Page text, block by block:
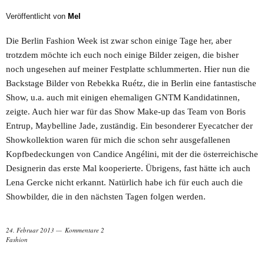
Veröffentlicht von Mel
Die Berlin Fashion Week ist zwar schon einige Tage her, aber
trotzdem möchte ich euch noch einige Bilder zeigen, die bisher
noch ungesehen auf meiner Festplatte schlummerten. Hier nun die
Backstage Bilder von Rebekka Ruétz, die in Berlin eine fantastische
Show, u.a. auch mit einigen ehemaligen GNTM Kandidatinnen,
zeigte. Auch hier war für das Show Make-up das Team von Boris
Entrup, Maybelline Jade, zuständig. Ein besonderer Eyecatcher der
Showkollektion waren für mich die schon sehr ausgefallenen
Kopfbedeckungen von Candice Angélini, mit der die österreichische
Designerin das erste Mal kooperierte. Übrigens, fast hätte ich auch
Lena Gercke nicht erkannt. Natürlich habe ich für euch auch die
Showbilder, die in den nächsten Tagen folgen werden.
24. Februar 2013
Kommentare 2
Fashion